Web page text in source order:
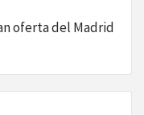
oferta del Madrid